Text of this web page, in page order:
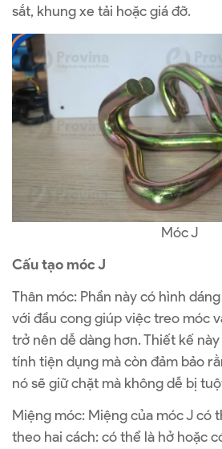
sắt, khung xe tải hoặc giá đỡ.
Móc J
Cấu tạo móc J
Thân móc: Phần này có hình
với đầu cong giúp việc treo móc
trở nên dễ dàng hơn. Thiết kế
tính tiện dụng mà còn đảm bảo
nó sẽ giữ chặt mà không dễ bị
Miệng móc: Miệng của móc J có
theo hai cách: có thể là hở hoặc